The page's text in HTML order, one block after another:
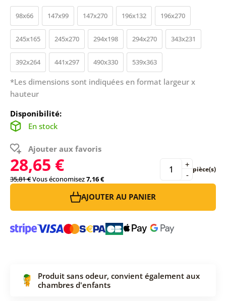
98x66 147x99 147x270 196x132 196x270
245x165 245x270 294x198 294x270 343x231
392x264 441x297 490x330 539x363
*Les dimensions sont indiquées en format largeur x
hauteur
Disponibilité:
En stock
Ajouter aux favoris
28,65 €
35,81 €Vous économisez7,16 € -
+ pièce(s)
AJOUTER AU PANIER
Produit sans odeur, convient également aux
chambres d'enfants